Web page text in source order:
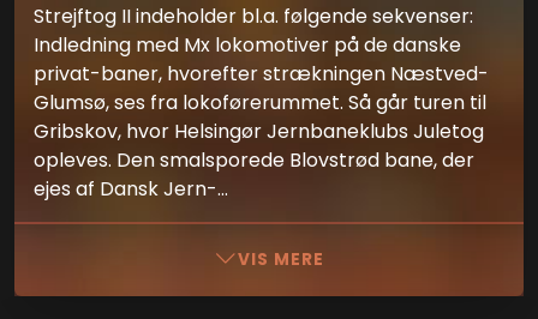
Strejftog II indeholder bl.a. følgende sekvenser:
Indledning med Mx lokomotiver på de danske
privat-baner, hvorefter strækningen Næstved-
Glumsø, ses fra lokoførerummet. Så går turen til
Gribskov, hvor Helsingør Jernbaneklubs Juletog
opleves. Den smalsporede Blovstrød bane, der
ejes af Dansk Jern-...
VIS MERE